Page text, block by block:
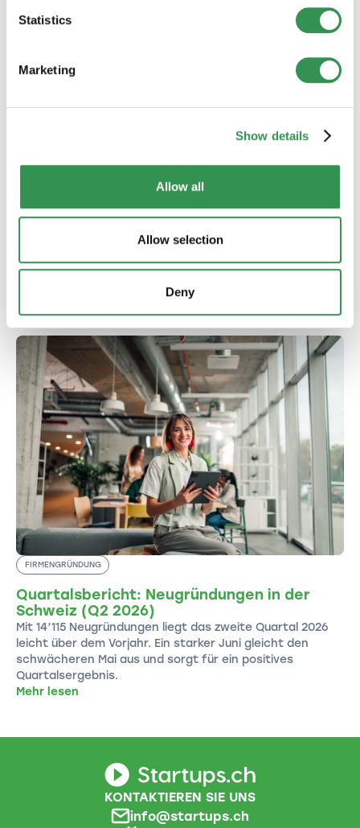
Statistics
Marketing
Show details
Allow all
Allow selection
Deny
Neugründungen in der Schweiz (Juni 2026):
Deutlicher Anstieg zum
Halbjahresabschluss
Mit 5’542 Neugründungen liegt der Juni 2026 deutlich über
das Tessin, Zürich und die Nordwestschweiz tragen zum
starken Monatsresultat bei.
FIRMENGRÜNDUNG
Quartalsbericht: Neugründungen in der
Schweiz (Q2 2026)
Mit 14’115 Neugründungen liegt das zweite Quartal 2026
leicht über dem Vorjahr. Ein starker Juni gleicht den
schwächeren Mai aus und sorgt für ein positives
Quartalsergebnis.
Mehr lesen
KONTAKTIEREN SIE UNS
info@startups.ch